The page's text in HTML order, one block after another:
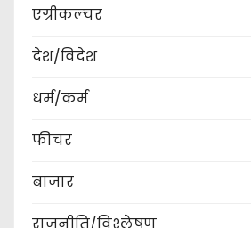
एग्रीकल्चर
देश/विदेश
धर्म/कर्म
फीचर
बाजार
राजनीति/विश्लेषण